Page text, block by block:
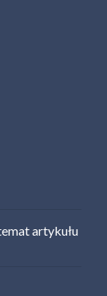
artykułu